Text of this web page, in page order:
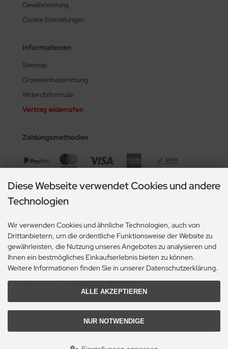
Gewährleistung
Cookie Einstellungen
Informationen
Sitemap
Groessenbestimmung
Widerufsformular
Vertrag widerrufen
Zahlungsmethoden
Social Media
Alle Preise inkl. gesetzl. MwSt. zzgl.Versandkosten. Die durchgestrichenen Preise
Diese Webseite verwendet Cookies und andere
Technologien
Wir verwenden Cookies und ähnliche Technologien, auch von
Drittanbietern, um die ordentliche Funktionsweise der Website zu
gewährleisten, die Nutzung unseres Angebotes zu analysieren und
Ihnen ein bestmögliches Einkaufserlebnis bieten zu können.
Weitere Informationen finden Sie in unserer Datenschutzerklärung.
ALLE AKZEPTIEREN
NUR NOTWENDIGE